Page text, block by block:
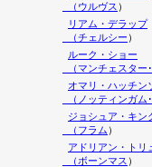
（ウルヴス ）
リアム・デラップ
（チェルシー）
ルーク・ショー
（マンチェスター
オマリ・ハッチン
（ ノッティンガム
ジョシュア・キン
（フラム）
アドリアン・トリ
（ボーンマス ）